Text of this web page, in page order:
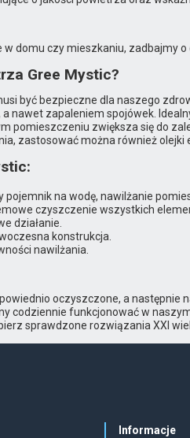
domu czy mieszkaniu, zadbajmy o
Gree Mystic?
być bezpieczne dla naszego
nawet zapaleniem spojówek.
pomieszczeniu zwiększa się do
zastosować można również
pojemnik na wodę, nawilżanie
czyszczenie wszystkich
działanie.
konstrukcja.
nawilżania.
oczyszczone, a następnie
codziennie funkcjonować w
sprawdzone rozwiązania XXI
Informacje